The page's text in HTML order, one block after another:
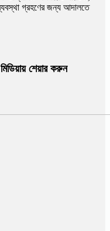
গ্রহণের জন্য আদালতে
শেয়ার করুন